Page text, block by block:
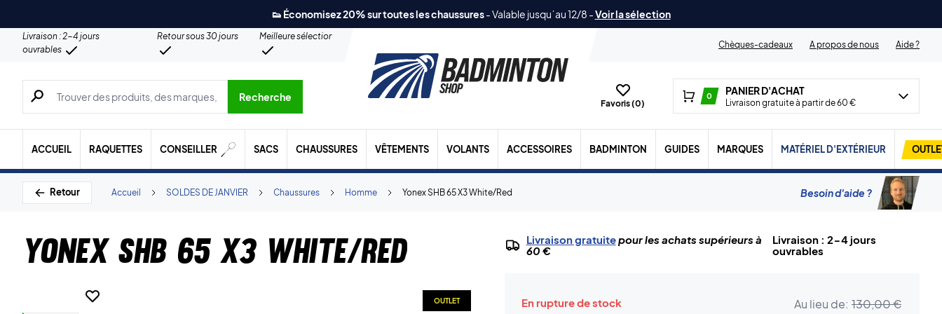
👟 Économisez 20% sur toutes les chaussures-Valable jusqu´au 12/8 -Voir la sélection
Livraison : 2-4 jours
ouvrables
Retour sous 30 jours
Meilleure sélection
Chèques-cadeaux
A propos de nous Aide ?
Recherche de produits, de marques, etc.
Recherche
Favoris (0)
0 PANIER D'ACHAT
Livraison gratuite à partir de 60 €
ACCUEIL RAQUETTES CONSEILLER SACS CHAUSSURES VÊTEMENTS VOLANTS ACCESSOIRES BADMINTON GUIDES MARQUES MATÉRIEL D'EXTÉRIEUR
Retour Yonex SHB 65 X3 White/Red
Homme
Chaussures
SOLDES DE JANVIER
Accueil Besoin d'aide ?
Yonex SHB 65 X3 White/Red
OUTLET
Livraison gratuitepour les achats supérieurs à
60 €
Livraison : 2-4 jours
ouvrables
En rupture de stock Au lieu de: 130,00 €